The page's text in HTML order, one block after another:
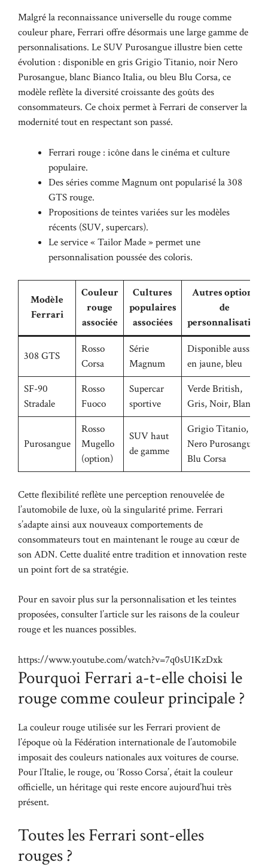
Malgré la reconnaissance universelle du rouge comme
couleur phare, Ferrari offre désormais une large gamme de
personnalisations. Le SUV Purosangue illustre bien cette
évolution : disponible en gris Grigio Titanio, noir Nero
Purosangue, blanc Bianco Italia, ou bleu Blu Corsa, ce
modèle reflète la diversité croissante des goûts des
consommateurs. Ce choix permet à Ferrari de conserver la
modernité tout en respectant son passé.
Ferrari rouge : icône dans le cinéma et culture
populaire.
Des séries comme Magnum ont popularisé la 308
GTS rouge.
Propositions de teintes variées sur les modèles
récents (SUV, supercars).
Le service « Tailor Made » permet une
personnalisation poussée des coloris.
Modèle
Ferrari
Couleur
rouge
associée
Cultures
populaires
associées
Autres options
de
personnalisation
308 GTS
Rosso
Corsa
Série
Magnum
Disponible aussi
en jaune, bleu
SF-90
Stradale
Rosso
Fuoco
Supercar
sportive
Verde British,
Gris, Noir, Blanc
Purosangue
Rosso
Mugello
(option)
SUV haut
de gamme
Grigio Titanio,
Nero Purosangue,
Blu Corsa
Cette flexibilité reflète une perception renouvelée de
l’automobile de luxe, où la singularité prime. Ferrari
s’adapte ainsi aux nouveaux comportements de
consommateurs tout en maintenant le rouge au cœur de
son ADN. Cette dualité entre tradition et innovation reste
un point fort de sa stratégie.
Pour en savoir plus sur la personnalisation et les teintes
proposées, consulter l’article surles raisons de la couleur
rougeet les nuances possibles.
https://www.youtube.com/watch?v=7q0sU1KzDxk
Pourquoi Ferrari a-t-elle choisi le
rouge comme couleur principale ?
La couleur rouge utilisée sur les Ferrari provient de
l’époque où la Fédération internationale de l’automobile
imposait des couleurs nationales aux voitures de course.
Pour l’Italie, le rouge, ou ‘Rosso Corsa’, était la couleur
officielle, un héritage qui reste encore aujourd’hui très
présent.
Toutes les Ferrari sont-elles
rouges ?